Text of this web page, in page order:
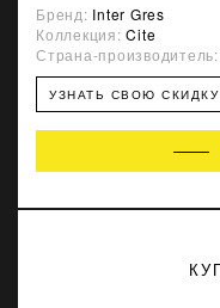
Бренд: Inter Gres
Коллекция:Cite
Страна-производитель:
УЗНАТЬ СВОЮ СКИДКУ